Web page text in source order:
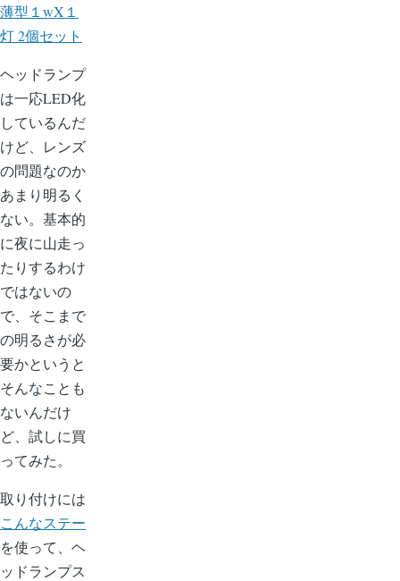
薄型１wX１
灯 2個セット
ヘッドランプ
は一応LED化
しているんだ
けど、レンズ
の問題なのか
あまり明るく
ない。基本的
に夜に山走っ
たりするわけ
ではないの
で、そこまで
の明るさが必
要かというと
そんなことも
ないんだけ
ど、試しに買
ってみた。
取り付けには
こんなステー
を使って、ヘ
ッドランプス
送
り